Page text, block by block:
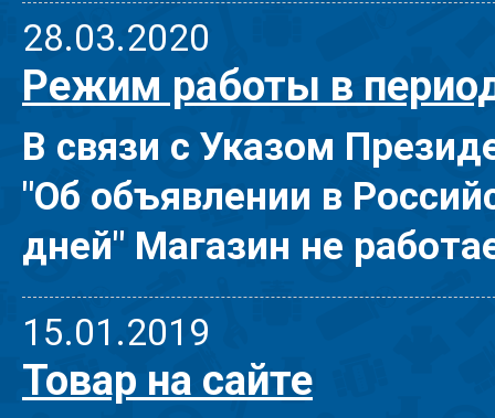
28.03.2020
Режим работы в
В связи с Указом
"Об объявлении в
дней" Магазин не
15.01.2019
Товар на сайте